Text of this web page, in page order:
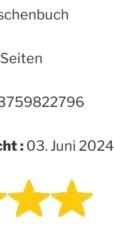
: 03. Juni 2024